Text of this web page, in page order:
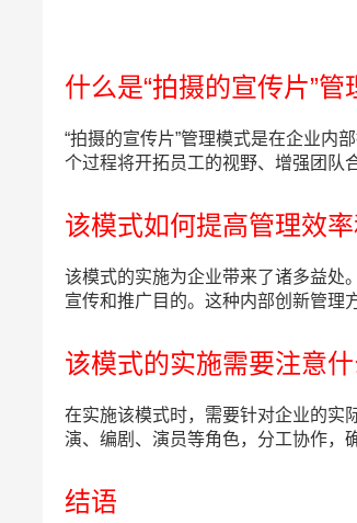
什么是“拍摄的宣传片”管
“拍摄的宣传片”管理模式是在企业内
个过程将开拓员工的视野、增强团队
该模式如何提高管理效率
该模式的实施为企业带来了诸多益处
宣传和推广目的。这种内部创新管理
该模式的实施需要注意什
在实施该模式时，需要针对企业的实
演、编剧、演员等角色，分工协作，
结语